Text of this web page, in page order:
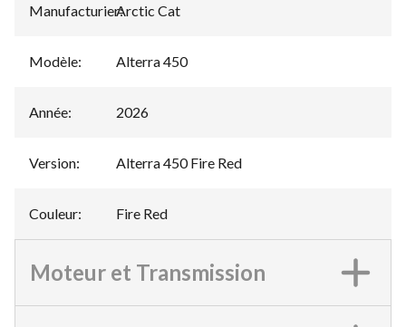
Manufacturier:
Arctic Cat
Modèle: Alterra 450
Année: 2026
Version: Alterra 450 Fire Red
Couleur: Fire Red
Moteur et Transmission